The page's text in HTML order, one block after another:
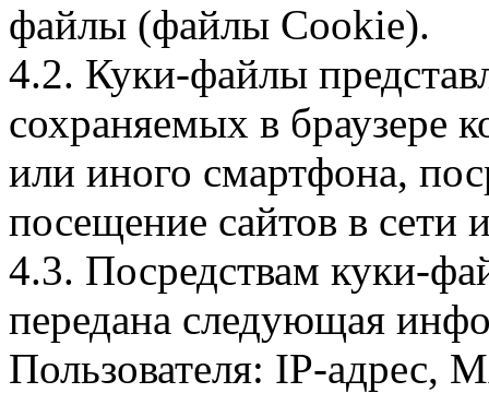
файлы (файлы Cookie).
4.2. Куки-файлы
сохраняемых в браузере
или иного смартфона,
посещение сайтов в сети
4.3. Посредствам куки-
передана следующая
Пользователя: IP-адрес,